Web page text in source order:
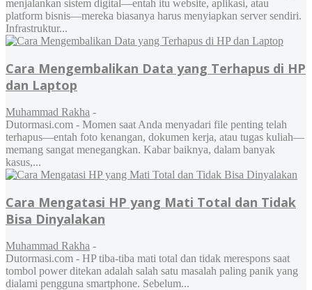
menjalankan sistem digital—entah itu website, aplikasi, atau
platform bisnis—mereka biasanya harus menyiapkan server sendiri.
Infrastruktur...
Cara Mengembalikan Data yang Terhapus di HP
dan Laptop
Muhammad Rakha -
Dutormasi.com - Momen saat Anda menyadari file penting telah
terhapus—entah foto kenangan, dokumen kerja, atau tugas kuliah—
memang sangat menegangkan. Kabar baiknya, dalam banyak
kasus,...
Cara Mengatasi HP yang Mati Total dan Tidak
Bisa Dinyalakan
Muhammad Rakha -
Dutormasi.com - HP tiba-tiba mati total dan tidak merespons saat
tombol power ditekan adalah salah satu masalah paling panik yang
dialami pengguna smartphone. Sebelum...